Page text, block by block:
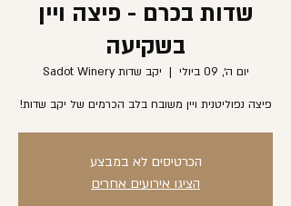
שדות בכרם - פיצה ויין
בשקיעה
יום ה׳, 09 ביולי
  |
יקב שדות Sadot Winery
פיצה נפוליטנית ויין משובח בלב הכרמים של יקב שדות!
הכרטיסים לא במבצע
הציגו אירועים אחרים